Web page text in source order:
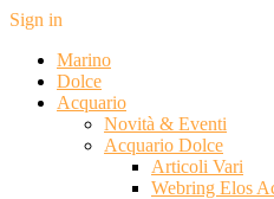
Sign in
Marino
Dolce
Acquario
Novità & Eventi
Acquario Dolce
Articoli Vari
Webring Elos